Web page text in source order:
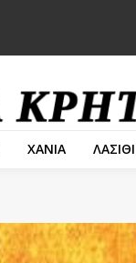
ΧΑΝΙΑ ΛΑΣΙΘΙ